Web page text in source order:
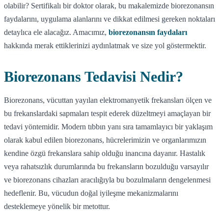
olabilir? Sertifikalı bir doktor olarak, bu makalemizde biorezonansın
faydalarını, uygulama alanlarını ve dikkat edilmesi gereken noktaları
detaylıca ele alacağız. Amacımız, biorezonansın faydaları
hakkında merak ettiklerinizi aydınlatmak ve size yol göstermektir.
Biorezonans Tedavisi Nedir?
Biorezonans, vücuttan yayılan elektromanyetik frekansları ölçen ve
bu frekanslardaki sapmaları tespit ederek düzeltmeyi amaçlayan bir
tedavi yöntemidir. Modern tıbbın yanı sıra tamamlayıcı bir yaklaşım
olarak kabul edilen biorezonans, hücrelerimizin ve organlarımızın
kendine özgü frekanslara sahip olduğu inancına dayanır. Hastalık
veya rahatsızlık durumlarında bu frekansların bozulduğu varsayılır
ve biorezonans cihazları aracılığıyla bu bozulmaların dengelenmesi
hedeflenir. Bu, vücudun doğal iyileşme mekanizmalarını
desteklemeye yönelik bir metottur.